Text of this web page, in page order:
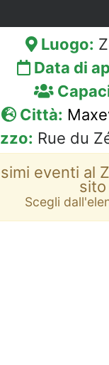
Luogo:
Data di
Città:
Rue du
eventi al
Scegli